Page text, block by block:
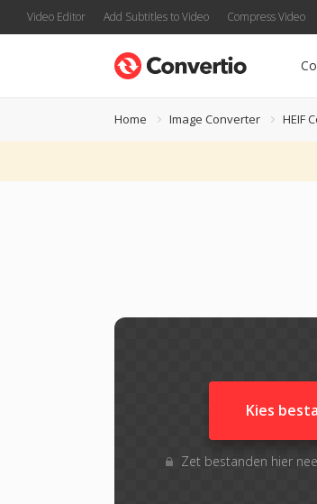
Video Editor Add Subtitles to Video Compress Video
Home Image Converter HEIF
Kies
Zet bestanden hier